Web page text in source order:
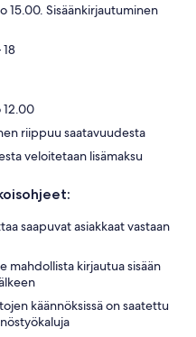
15.00. Sisäänkirjautuminen
riippuu saatavuudesta
veloitetaan lisämaksu
saapuvat asiakkaat vastaan
mahdollista kirjautua sisään
käännöksissä on saatettu